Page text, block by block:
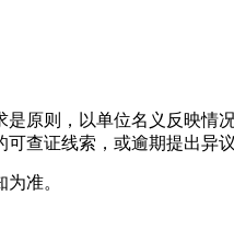
原则，以单位名义反映情
查证线索，或逾期提出异
准。